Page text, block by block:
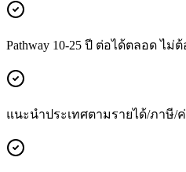
Pathway 10-25 ปี ต่อได้ตลอด ไม่
แนะนำประเทศตามรายได้/ภาษี/ค่